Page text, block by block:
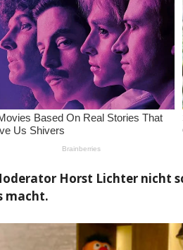
Horst Lichter nicht
macht.